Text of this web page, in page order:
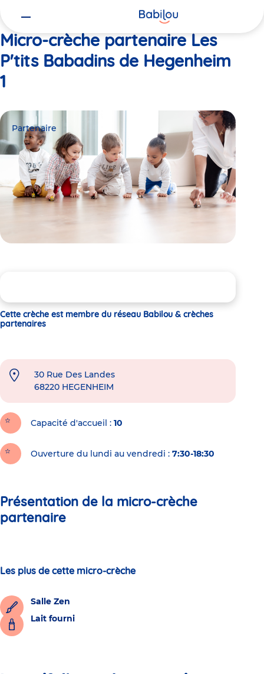
Micro-crèche partenaire Les
P'tits Babadins de Hegenheim
1
Partenaire
Cette crèche est membre du réseau Babilou & crèches
partenaires
30 Rue Des Landes
68220 HEGENHEIM
Capacité d'accueil 10
Ouverture du lundi au vendredi : 7:30-18:30
Présentation de la micro-crèche
partenaire
Les plus de cette micro-crèche
Salle Zen
Lait fourni